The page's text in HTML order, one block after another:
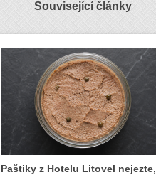
Související články
Paštiky z Hotelu Litovel nejezte,